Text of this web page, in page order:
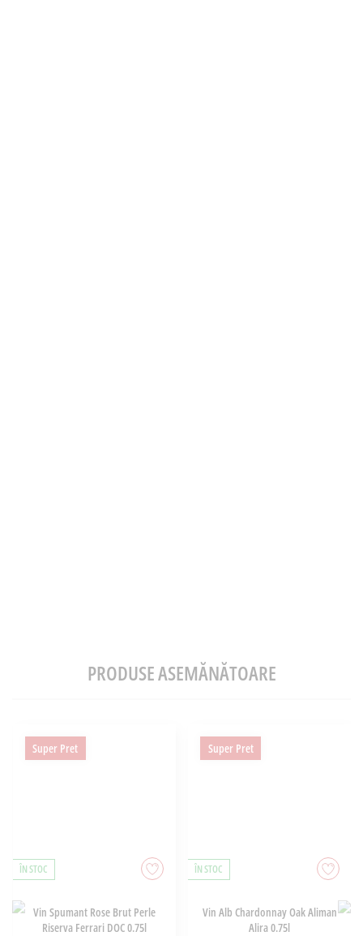
PRODUSE ASEMĂNĂTOARE
Super Pret
ÎN STOC
Vin Spumant Rose Brut Perle
Riserva Ferrari DOC 0.75l
Super Pret
ÎN STOC
Vin Alb Chardonnay Oak Aliman
Alira 0.75l